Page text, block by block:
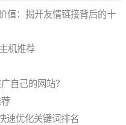
值：揭开友情链接背后的十
机推荐
自己的网站？
速优化关键词排名